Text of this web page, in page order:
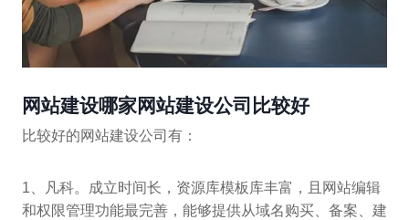
网站建设哪家网站建设公司比较好
比较好的网站建设公司有：
1、凡科。成立时间长，资源库模板库丰富，且网站编辑
和权限管理功能最完善，能够提供从域名购买、备案、建